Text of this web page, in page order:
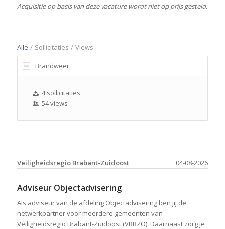
Acquisitie op basis van deze vacature wordt niet op prijs gesteld.
Alle / Sollicitaties / Views
Brandweer
4 sollicitaties
54 views
04-08-2026
Veiligheidsregio Brabant-Zuidoost
Adviseur Objectadvisering
Als adviseur van de afdeling Objectadvisering ben jij de
netwerkpartner voor meerdere gemeenten van
Veiligheidsregio Brabant-Zuidoost (VRBZO). Daarnaast zorg je